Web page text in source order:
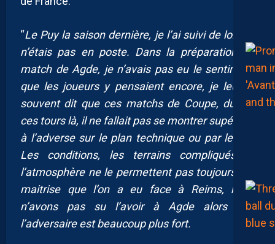
“Le Puy la saison dernière, je l’ai suivi de loin, je
n’étais pas en poste. Dans la préparation du
match de Agde, je n’avais pas eu le sentiment
que les joueurs y pensaient encore, je leur ai
souvent dit que ces matchs de Coupe, durant
ces tours là, il ne fallait pas se montrer supérieur
à l’adverse sur le plan technique ou par le jeu.
Les conditions, les terrains compliqués et
l’atmosphère ne le permettent pas toujours. La
maitrise que l’on a eu face à Reims, nous
n’avons pas su l’avoir à Agde alors que
l’adversaire est beaucoup plus fort.